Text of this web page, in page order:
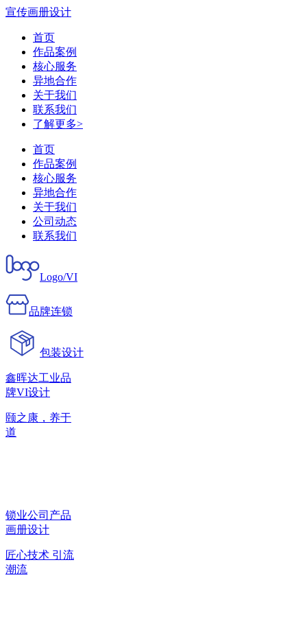
宣传画册设计
首页
作品案例
核心服务
异地合作
关于我们
联系我们
了解更多>
首页
作品案例
核心服务
异地合作
关于我们
公司动态
联系我们
Logo/VI
品牌连锁
包装设计
鑫晖达工业品
牌VI设计
颐之康，养于
道
锁业公司产品
画册设计
匠心技术 引流
潮流